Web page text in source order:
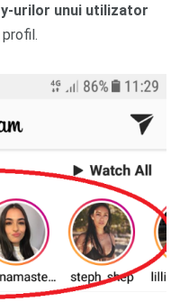
urilor unui utilizator
profil.